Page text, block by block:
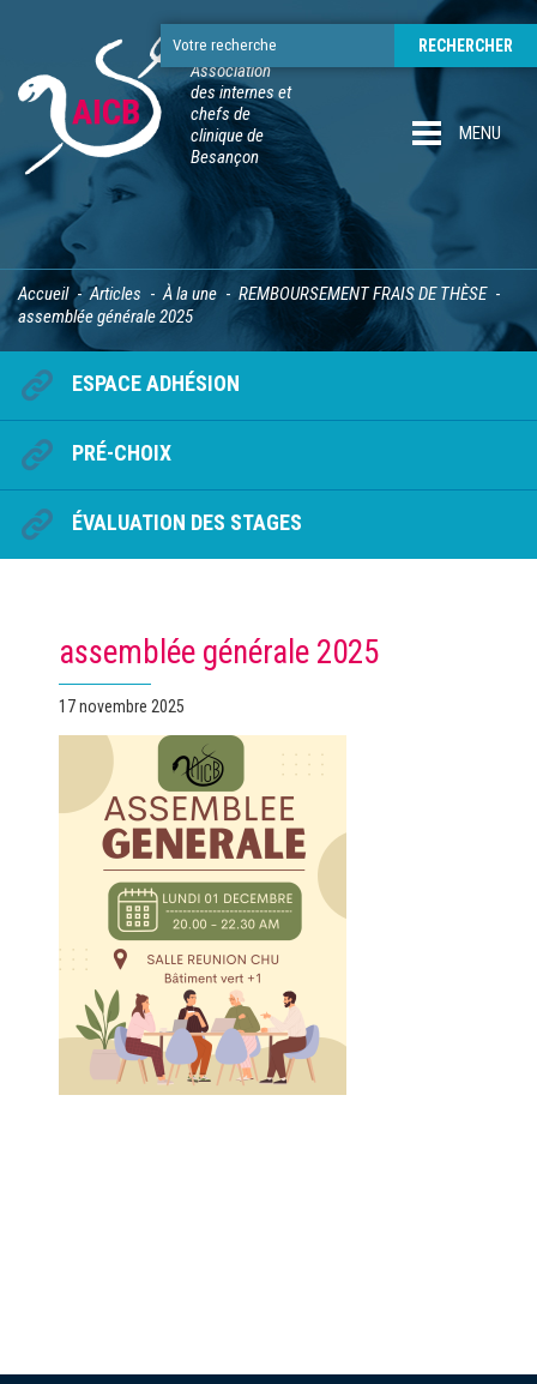
Association
des internes et
chefs de
clinique de
Besançon
MENU
Accueil Articles À la une
REMBOURSEMENT FRAIS DE THÈSE
assemblée générale 2025
ESPACE ADHÉSION
PRÉ-CHOIX
ÉVALUATION DES STAGES
assemblée générale 2025
Publié
17 novembre 2025